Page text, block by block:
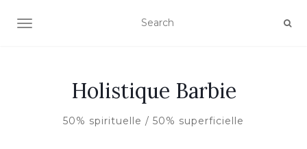
AFFICHER/MASQUER LA NAVIGATION
Holistique Barbie
50% spirituelle / 50% superficielle